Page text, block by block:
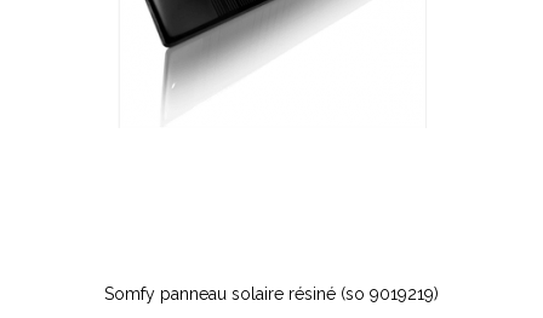
Somfy panneau solaire résiné (so 9019219)